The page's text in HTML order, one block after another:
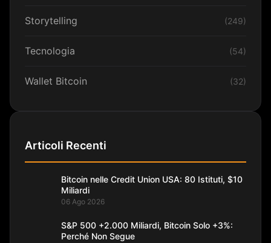
Storytelling (249)
Tecnologia (54)
Wallet Bitcoin (32)
Articoli Recenti
Bitcoin nelle Credit Union USA: 80 Istituti, $10
Miliardi
06 Ago 2026
S&P 500 +2.000 Miliardi, Bitcoin Solo +3%:
Perché Non Segue